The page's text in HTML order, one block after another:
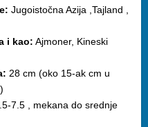
Jugoistočna Azija ,Tajland ,
i kao: Ajmoner, Kineski
28 cm (oko 15-ak cm u
7.5 , mekana do srednje